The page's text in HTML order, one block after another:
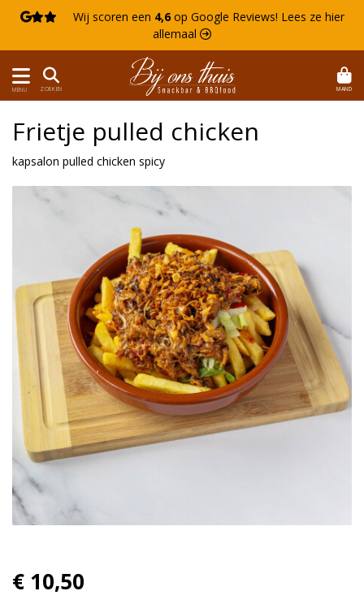
 Wij scoren een 4,6op Google Reviews! Lees ze hier
allemaal 
MENU ZOEKEN MAND
Frietje pulled chicken
kapsalon pulled chicken spicy
€ 10,50